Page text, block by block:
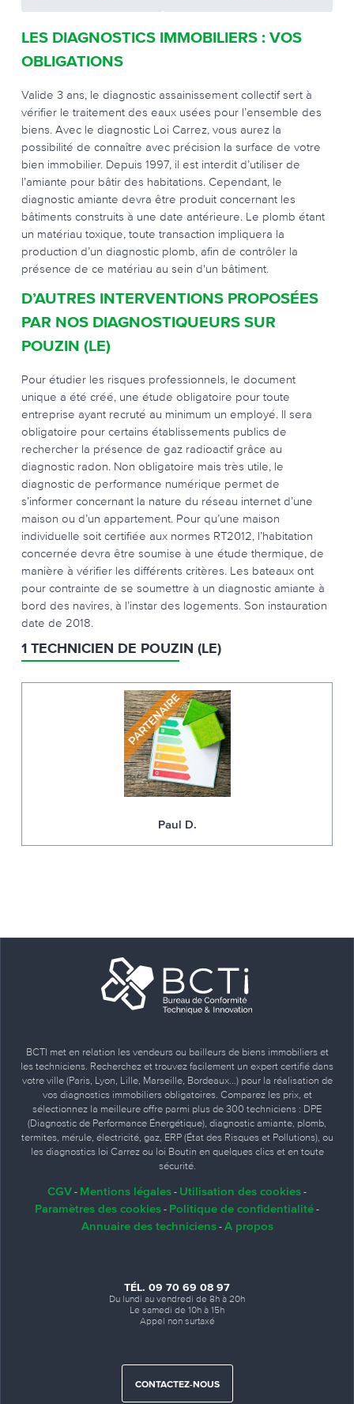
LES DIAGNOSTICS IMMOBILIERS : VOS
OBLIGATIONS
Valide 3 ans, le diagnostic assainissement collectif sert à
vérifier le traitement des eaux usées pour l’ensemble des
biens. Avec le diagnostic Loi Carrez, vous aurez la
possibilité de connaître avec précision la surface de votre
bien immobilier. Depuis 1997, il est interdit d’utiliser de
l’amiante pour bâtir des habitations. Cependant, le
diagnostic amiante devra être produit concernant les
bâtiments construits à une date antérieure. Le plomb étant
un matériau toxique, toute transaction impliquera la
production d’un diagnostic plomb, afin de contrôler la
présence de ce matériau au sein d'un bâtiment.
D’AUTRES INTERVENTIONS PROPOSÉES
PAR NOS DIAGNOSTIQUEURS SUR
POUZIN (LE)
Pour étudier les risques professionnels, le document
unique a été créé, une étude obligatoire pour toute
entreprise ayant recruté au minimum un employé. Il sera
obligatoire pour certains établissements publics de
rechercher la présence de gaz radioactif grâce au
diagnostic radon. Non obligatoire mais très utile, le
diagnostic de performance numérique permet de
s’informer concernant la nature du réseau internet d’une
maison ou d’un appartement. Pour qu’une maison
individuelle soit certifiée aux normes RT2012, l’habitation
concernée devra être soumise à une étude thermique, de
manière à vérifier les différents critères. Les bateaux ont
pour contrainte de se soumettre à un diagnostic amiante à
bord des navires, à l’instar des logements. Son instauration
date de 2018.
1 TECHNICIEN DE POUZIN (LE)
Paul D.
BCTI met en relation les vendeurs ou bailleurs de biens immobiliers et
les techniciens. Recherchez et trouvez facilement un expert certifié dans
votre ville (Paris, Lyon, Lille, Marseille, Bordeaux…) pour la réalisation de
vos diagnostics immobiliers obligatoires. Comparez les prix, et
sélectionnez la meilleure offre parmi plus de 300 techniciens : DPE
(Diagnostic de Performance Énergétique), diagnostic amiante, plomb,
termites, mérule, électricité, gaz, ERP (État des Risques et Pollutions), ou
les diagnostics loi Carrez ou loi Boutin en quelques clics et en toute
sécurité.
CGV - Mentions légales - Utilisation des cookies -
Paramètres des cookies - Politique de confidentialité -
Annuaire des techniciens- A propos
TÉL. 09 70 69 08 97
Du lundi au vendredi de 8h à 20h
Le samedi de 10h à 15h
Appel non surtaxé
CONTACTEZ-NOUS